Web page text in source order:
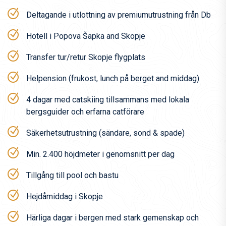
våra absoluta Db-favoriter som är skapade för att göra
resan lättare och smartare:
1 x Snow Roller Pro 127L
1 x Hugger Roller 60L
1 x Hugger Backpack 30L Fogbow Beige
Oavsett om du packar skidor, snowboard eller för vardagen
är Db kända för sin prisbelönta design, smarta Hook-Up
System och hållbara utrustning byggd för äventyr.
Nivå
Eftersom vi tillbringar hela resan utanför pisterna är det
hantera varierande snöförhållanden.
Vi brukar säga att du ska kunna åka alla typer av pister med
god kontroll och gärna ha provat att åka lite offpist tidigare.
Deltagande i utlottning av premiumutrustning från Db
Hotell i Popova Šapka and Skopje
Transfer tur/retur Skopje flygplats
Helpension (frukost, lunch på berget and middag)
4 dagar med catskiing tillsammans med lokala
bergsguider och erfarna catförare
Säkerhetsutrustning (sändare, sond & spade)
Min. 2.400 höjdmeter i genomsnitt per dag
Tillgång till pool och bastu
Hejdåmiddag i Skopje
Härliga dagar i bergen med stark gemenskap och